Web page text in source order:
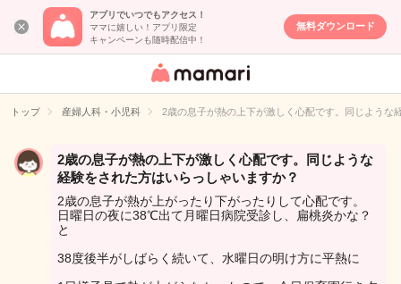
アプリでいつでもアクセス！
ママに嬉しい！アプリ限定
キャンペーンも随時配信中！
無料ダウンロード
女性専用匿名QA
イト
トップ 産婦人科・小児科 2歳の息子が熱の上下が激しく心配です。同じような
2歳の息子が熱の上下が激しく心配です。同じような
経験をされた方はいらっしゃいますか？
2歳の息子が熱が上がったり下がったりして心配です。
日曜日の夜に38℃出て月曜日病院受診し、扁桃炎かな？
と
38度後半がしばらく続いて、水曜日の明け方に平熱に